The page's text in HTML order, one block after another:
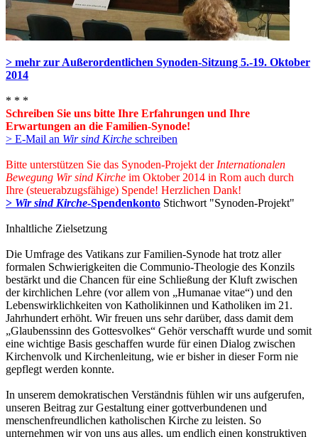
> mehr zur Außerordentlichen Synoden-Sitzung 5.-19. Oktober
2014
* * *
Schreiben Sie uns bitte Ihre Erfahrungen und Ihre
Erwartungen an die Familien-Synode!
> E-Mail an Wir sind Kirche schreiben
Bitte unterstützen Sie das Synoden-Projekt der Internationalen
Bewegung Wir sind Kirche im Oktober 2014 in Rom auch durch
Ihre (steuerabzugsfähige) Spende! Herzlichen Dank!
> Wir sind Kirche-Spendenkonto Stichwort "Synoden-Projekt"
Inhaltliche Zielsetzung
Die Umfrage des Vatikans zur Familien-Synode hat trotz aller
formalen Schwierigkeiten die Communio-Theologie des Konzils
bestärkt und die Chancen für eine Schließung der Kluft zwischen
der kirchlichen Lehre (vor allem von „Humanae vitae“) und den
Lebenswirklichkeiten von Katholikinnen und Katholiken im 21.
Jahrhundert erhöht. Wir freuen uns sehr darüber, dass damit dem
„Glaubenssinn des Gottesvolkes“ Gehör verschafft wurde und somit
eine wichtige Basis geschaffen wurde für einen Dialog zwischen
Kirchenvolk und Kirchenleitung, wie er bisher in dieser Form nie
gepflegt werden konnte.
In unserem demokratischen Verständnis fühlen wir uns aufgerufen,
unseren Beitrag zur Gestaltung einer gottverbundenen und
menschenfreundlichen katholischen Kirche zu leisten. So
unternehmen wir von uns aus alles, um endlich einen konstruktiven